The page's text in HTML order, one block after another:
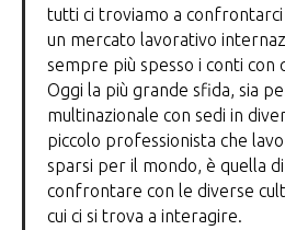
tutti ci troviamo a
un mercato lavorativo
sempre più spesso i conti con
Oggi la più grande sfida, sia
multinazionale con sedi in
piccolo professionista che
sparsi per il mondo, è quella
confrontare con le diverse
cui ci si trova a interagire.